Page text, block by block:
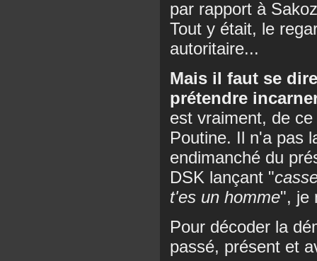
par rapport à
Tout y était, le
autoritaire...
Mais il faut se
prétendre
est vraiment, de
Poutine. Il n'a pas
endimanché du
DSK lançant "
t'es un homme", je
Pour décoder la
passé, présent et